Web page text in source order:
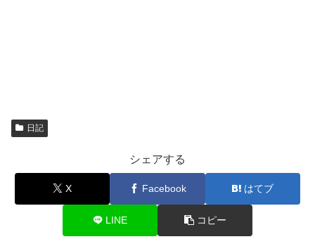
日記
シェアする
X Facebook はてブ
LINE コピー